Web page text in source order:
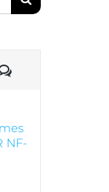
Comments
NF-